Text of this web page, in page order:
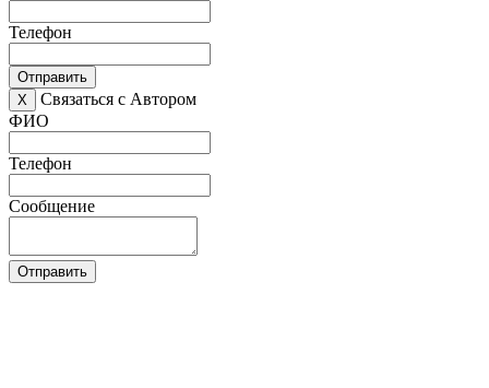
Телефон
Отправить
X
Связаться с Автором
ФИО
Телефон
Сообщение
Отправить